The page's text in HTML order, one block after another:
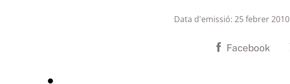
Data d'emissió:25febrer2010
Facebook